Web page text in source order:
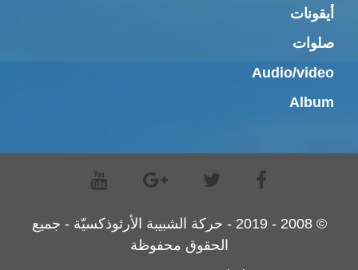
أيقونات
صلوات
Audio/video
Album
© 2008 - 2019 - حركة الشبيبة الأرثوذكسيّة - جميع
الحقوق محفوظة